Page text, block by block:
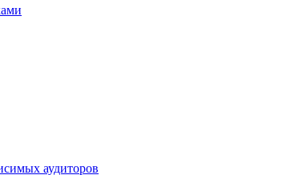
аудиторов